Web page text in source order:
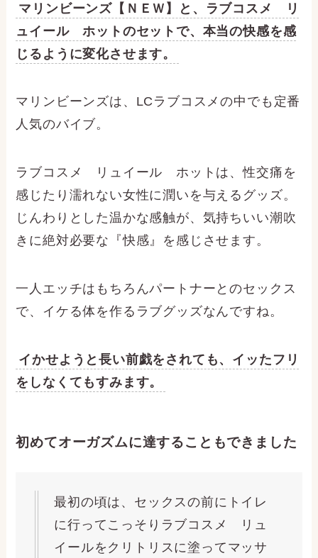
マリンビーンズ【ＮＥＷ】と、ラブコスメ リ
ュイール ホットのセットで、本当の快感を感
じるように変化させます。
マリンビーンズは、LCラブコスメの中でも定番
人気のバイブ。
ラブコスメ リュイール ホットは、性交痛を
感じたり濡れない女性に潤いを与えるグッズ。
じんわりとした温かな感触が、気持ちいい潮吹
きに絶対必要な『快感』を感じさせます。
一人エッチはもちろんパートナーとのセックス
で、イケる体を作るラブグッズなんですね。
イかせようと長い前戯をされても、イッたフリ
をしなくてもすみます。
初めてオーガズムに達することもできました
最初の頃は、セックスの前にトイレ
に行ってこっそりラブコスメ リュ
イールをクリトリスに塗ってマッサ